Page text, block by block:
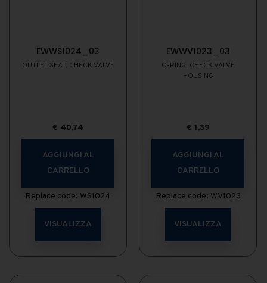
EWWS1024_03
OUTLET SEAT, CHECK VALVE
€ 40,74
AGGIUNGI AL
CARRELLO
Replace code: WS1024
VISUALIZZA
EWWV1023_03
O-RING, CHECK VALVE
HOUSING
€ 1,39
AGGIUNGI AL
CARRELLO
Replace code: WV1023
VISUALIZZA